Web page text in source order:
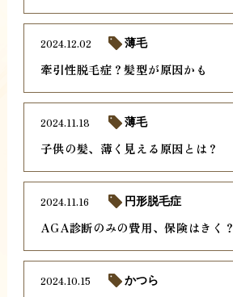
牽引性脱毛症？髪型が原因かも
2024.12.02 薄毛
子供の髪、薄く見える原因とは？
2024.11.18 薄毛
AGA診断のみの費用、保険はきく？
2024.11.16 円形脱毛症
2024.10.15 かつら